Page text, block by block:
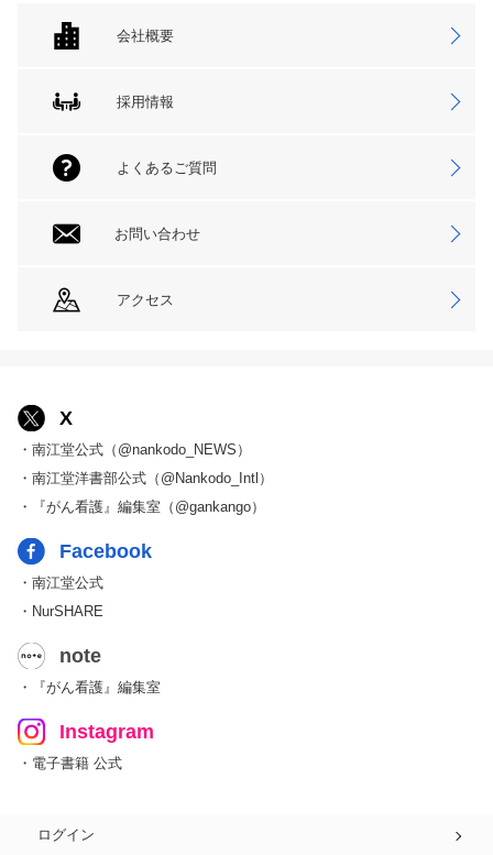
会社概要
採用情報
よくあるご質問
お問い合わせ
アクセス
X
・南江堂公式（@nankodo_NEWS）
・南江堂洋書部公式（@Nankodo_Intl）
・『がん看護』編集室（@gankango）
Facebook
・南江堂公式
・NurSHARE
note
・『がん看護』編集室
Instagram
・電子書籍 公式
ログイン